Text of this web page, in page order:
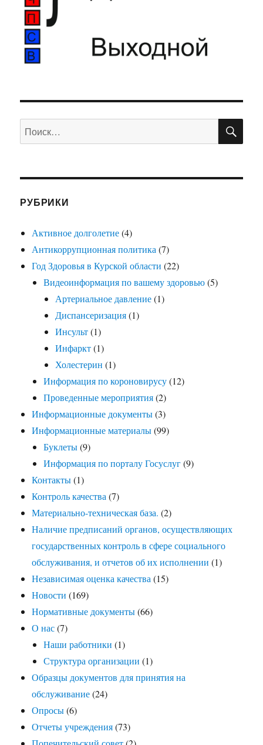
Искать:
РУБРИКИ
Активное долголетие(4)
Антикоррупционная политика(7)
Год Здоровья в Курской области (22)
Видеоинформация по вашему здоровью(5)
Артериальное давление(1)
Диспансеризация(1)
Инсульт(1)
Инфаркт(1)
Холестерин (1)
Информация по короновирусу(12)
Проведенные мероприятия(2)
Информационные документы(3)
Информационные материалы(99)
Буклеты(9)
Информация по порталу Госуслуг(9)
Контакты(1)
Контроль качества(7)
Материально-техническая база. (2)
Наличие предписаний органов, осуществляющих
государственных контроль в сфере социального
обслуживания, и отчетов об их исполнении (1)
Независимая оценка качества(15)
Новости (169)
Нормативные документы(66)
О нас(7)
Наши работники (1)
Структура организации (1)
Образцы документов для принятия на
обслуживание(24)
Опросы(6)
Отчеты учреждения(73)